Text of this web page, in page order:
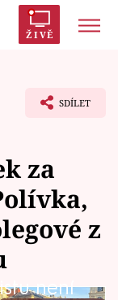
ŽIVĚ
SDÍLET
za
z
není